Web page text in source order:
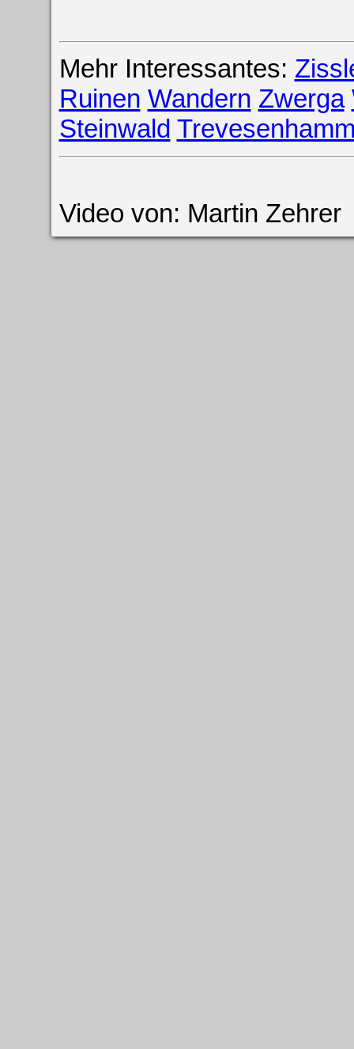
Mehr Interessantes:
Ruinen Wandern Zwerga
Steinwald
Video von: Martin Zehrer